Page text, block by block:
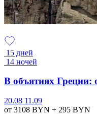
15 дней
14 ночей
В объятиях Греции:
20.08 11.09
от 3108 BYN + 295 BYN